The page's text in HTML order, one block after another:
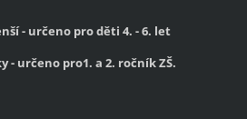
- určeno pro děti 4. - 6. let
- určeno pro1. a 2. ročník ZŠ.